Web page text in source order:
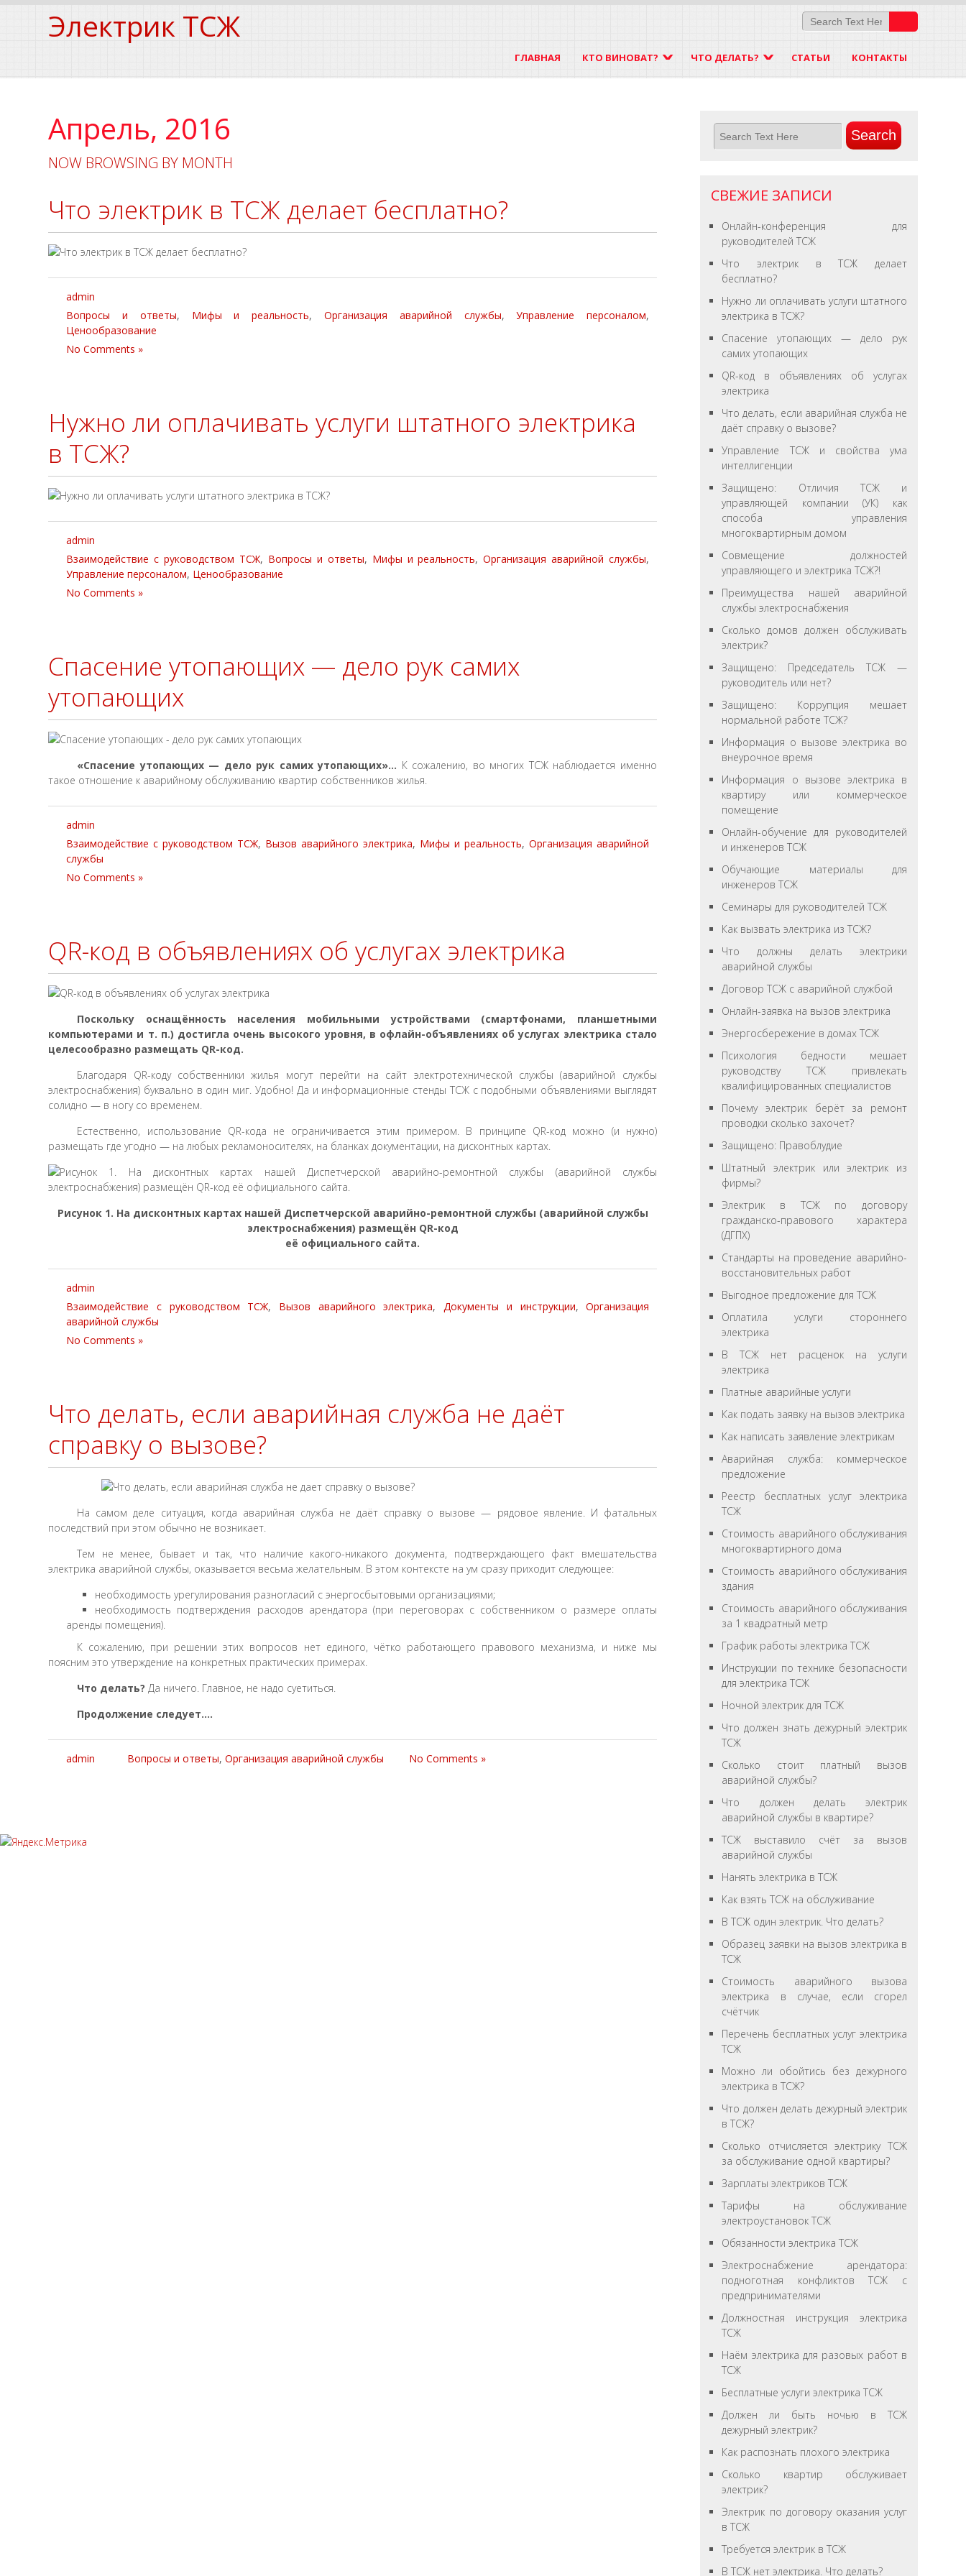
Электрик ТСЖ
ГЛАВНАЯ КТО ВИНОВАТ? ЧТО ДЕЛАТЬ? СТАТЬИ КОНТАКТЫ
Апрель, 2016
NOW BROWSING BY MONTH
Что электрик в ТСЖ делает бесплатно?
admin
Вопросы и ответы, Мифы и реальность,Организация аварийной службы,Управление персоналом,
Ценообразование
No Comments »
Нужно ли оплачивать услуги штатного электрика
в ТСЖ?
admin
Взаимодействие с руководством ТСЖ, Вопросы и ответы, Мифы и реальность,Организация аварийной службы,
Управление персоналом, Ценообразование
No Comments »
Спасение утопающих — дело рук самих
утопающих
«Спасение утопающих — дело рук самих утопающих»… К сожалению, во многих ТСЖ наблюдается именно
такое отношение к аварийному обслуживанию квартир собственников жилья.
admin
Взаимодействие с руководством ТСЖ, Вызов аварийного электрика, Мифы и реальность,Организация аварийной
службы
No Comments »
QR-код в объявлениях об услугах электрика
Поскольку оснащённость населения мобильными устройствами (смартфонами, планшетными
компьютерами и т. п.) достигла очень высокого уровня, в офлайн-объявлениях об услугах электрика стало
целесообразно размещать QR-код.
Благодаря QR-коду собственники жилья могут перейти на сайт электротехнической службы (аварийной службы
электроснабжения) буквально в один миг. Удобно! Да и информационные стенды ТСЖ с подобными объявлениями выглядят
солидно — в ногу со временем.
Естественно, использование QR-кода не ограничивается этим примером. В принципе QR-код можно (и нужно)
размещать где угодно — на любых рекламоносителях, на бланках документации, на дисконтных картах.
Рисунок 1. На дисконтных картах нашей Диспетчерской аварийно-ремонтной службы (аварийной службы
электроснабжения) размещён QR-код
её официального сайта.
admin
Взаимодействие с руководством ТСЖ, Вызов аварийного электрика,Документы и инструкции,Организация
аварийной службы
No Comments »
Что делать, если аварийная служба не даёт
справку о вызове?
На самом деле ситуация, когда аварийная служба не даёт справку о вызове — рядовое явление. И фатальных
последствий при этом обычно не возникает.
Тем не менее, бывает и так, что наличие какого-никакого документа, подтверждающего факт вмешательства
электрика аварийной службы, оказывается весьма желательным. В этом контексте на ум сразу приходит следующее:
необходимость урегулирования разногласий с энергосбытовыми организациями;
необходимость подтверждения расходов арендатора (при переговорах с собственником о размере оплаты
аренды помещения).
К сожалению, при решении этих вопросов нет единого, чётко работающего правового механизма, и ниже мы
поясним это утверждение на конкретных практических примерах.
Что делать?Да ничего. Главное, не надо суетиться.
Продолжение следует….
admin Вопросы и ответы,Организация аварийной службы No Comments »
СВЕЖИЕ ЗАПИСИ
Онлайн-конференция для
руководителей ТСЖ
Что электрик в ТСЖ делает
бесплатно?
Нужно ли оплачивать услуги штатного
электрика в ТСЖ?
Спасение утопающих — дело рук
самих утопающих
QR-код в объявлениях об услугах
электрика
Что делать, если аварийная служба не
даёт справку о вызове?
Управление ТСЖ и свойства ума
интеллигенции
Защищено: Отличия ТСЖ и
управляющей компании (УК) как
способа управления
многоквартирным домом
Совмещение должностей
управляющего и электрика ТСЖ?!
Преимущества нашей аварийной
службы электроснабжения
Сколько домов должен обслуживать
электрик?
Защищено: Председатель ТСЖ —
руководитель или нет?
Защищено: Коррупция мешает
нормальной работе ТСЖ?
Информация о вызове электрика во
внеурочное время
Информация о вызове электрика в
квартиру или коммерческое
помещение
Онлайн-обучение для руководителей
и инженеров ТСЖ
Обучающие материалы для
инженеров ТСЖ
Семинары для руководителей ТСЖ
Как вызвать электрика из ТСЖ?
Что должны делать электрики
аварийной службы
Договор ТСЖ с аварийной службой
Онлайн-заявка на вызов электрика
Энергосбережение в домах ТСЖ
Психология бедности мешает
руководству ТСЖ привлекать
квалифицированных специалистов
Почему электрик берёт за ремонт
проводки сколько захочет?
Защищено: Правоблудие
Штатный электрик или электрик из
фирмы?
Электрик в ТСЖ по договору
гражданско-правового характера
(ДГПХ)
Стандарты на проведение аварийно-
восстановительных работ
Выгодное предложение для ТСЖ
Оплатила услуги стороннего
электрика
В ТСЖ нет расценок на услуги
электрика
Платные аварийные услуги
Как подать заявку на вызов электрика
Как написать заявление электрикам
Аварийная служба: коммерческое
предложение
Реестр бесплатных услуг электрика
ТСЖ
Стоимость аварийного обслуживания
многоквартирного дома
Стоимость аварийного обслуживания
здания
Стоимость аварийного обслуживания
за 1 квадратный метр
График работы электрика ТСЖ
Инструкции по технике безопасности
для электрика ТСЖ
Ночной электрик для ТСЖ
Что должен знать дежурный электрик
ТСЖ
Сколько стоит платный вызов
аварийной службы?
Что должен делать электрик
аварийной службы в квартире?
ТСЖ выставило счёт за вызов
аварийной службы
Нанять электрика в ТСЖ
Как взять ТСЖ на обслуживание
В ТСЖ один электрик. Что делать?
Образец заявки на вызов электрика в
ТСЖ
Стоимость аварийного вызова
электрика в случае, если сгорел
счётчик
Перечень бесплатных услуг электрика
ТСЖ
Можно ли обойтись без дежурного
электрика в ТСЖ?
Что должен делать дежурный электрик
в ТСЖ?
Сколько отчисляется электрику ТСЖ
за обслуживание одной квартиры?
Зарплаты электриков ТСЖ
Тарифы на обслуживание
электроустановок ТСЖ
Обязанности электрика ТСЖ
Электроснабжение арендатора:
подноготная конфликтов ТСЖ с
предпринимателями
Должностная инструкция электрика
ТСЖ
Наём электрика для разовых работ в
ТСЖ
Бесплатные услуги электрика ТСЖ
Должен ли быть ночью в ТСЖ
дежурный электрик?
Как распознать плохого электрика
Сколько квартир обслуживает
электрик?
Электрик по договору оказания услуг
в ТСЖ
Требуется электрик в ТСЖ
В ТСЖ нет электрика. Что делать?